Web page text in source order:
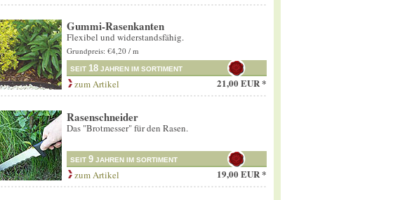
Gummi-Rasenkanten
Flexibel und widerstandsfähig.
Grundpreis: €4,20 / m
SEIT 18JAHREN IM SORTIMENT
zum Artikel 21,00 EUR *
Rasenschneider
Das "Brotmesser" für den Rasen.
SEIT 9JAHREN IM SORTIMENT
zum Artikel 19,00 EUR *